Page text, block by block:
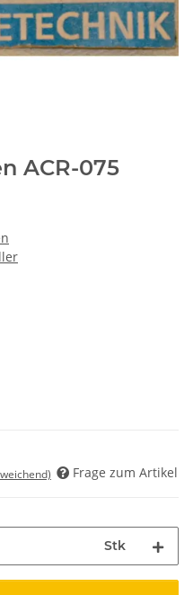
ACR-075
Frage zum Artikel
Stk